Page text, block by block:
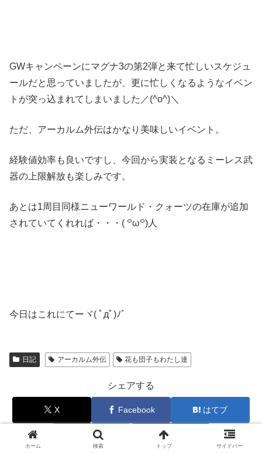
GWキャンペーンにマグナ3の第2弾と来て忙しいスケジュ
ールだと思っていましたが、更に忙しくなるようなイベン
トが突っ込まれてしまいました／(^o^)＼
ただ、アーカルム外伝はかなり美味しいイベント。
経験値効率も良いですし、今回から実装となるミーレス武
器の上限解放も楽しみです。
あとは1周目同様ニューワールド・クォーツの在庫が追加
されていてくれれば・・・( ꒪ω꒪)人
今日はこれにてーヾ( ﾟдﾟ)ﾉ゛
日記 アーカルム外伝 花も団子もわたし達
シェアする
X Facebook はてブ
LINE コピー
ホーム 検索 トップ サイドバー